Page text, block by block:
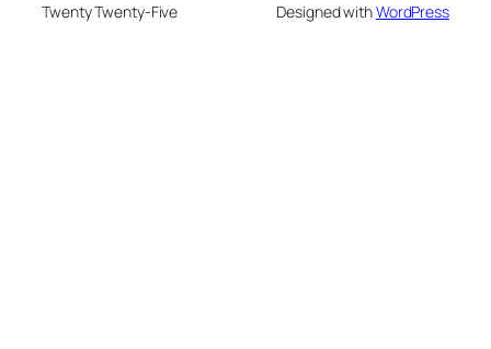
Twenty Twenty-Five Designed withWordPress